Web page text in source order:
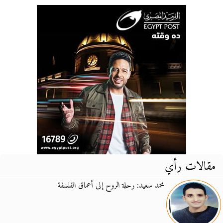
مقالات رأي
محمد سعيد: رحلة الروح إلى أعماق الفلسفة